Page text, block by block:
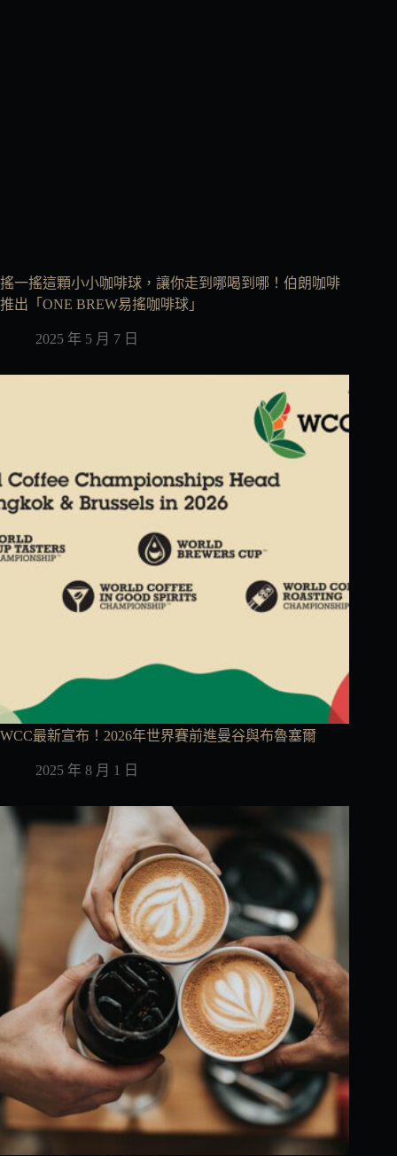
搖一搖這顆小小咖啡球，讓你走到哪喝到哪！伯朗咖啡
推出「ONE BREW易搖咖啡球」
2025 年 5 月 7 日
WCC最新宣布！2026年世界賽前進曼谷與布魯塞爾
2025 年 8 月 1 日